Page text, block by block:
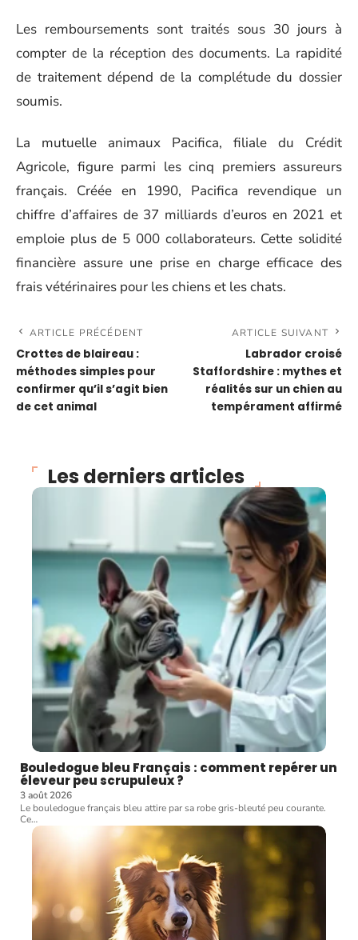
Les remboursements sont traités sous 30 jours à
compter de la réception des documents. La rapidité
de traitement dépend de la complétude du dossier
soumis.
La mutuelle animaux Pacifica, filiale du Crédit
Agricole, figure parmi les cinq premiers assureurs
français. Créée en 1990, Pacifica revendique un
chiffre d’affaires de 37 milliards d’euros en 2021 et
emploie plus de 5 000 collaborateurs. Cette solidité
financière assure une prise en charge efficace des
frais vétérinaires pour les chiens et les chats.
ARTICLE PRÉCÉDENT
Crottes de blaireau :
méthodes simples pour
confirmer qu’il s’agit bien
de cet animal
ARTICLE SUIVANT
Labrador croisé
Staffordshire : mythes et
réalités sur un chien au
tempérament affirmé
Les derniers articles
Bouledogue bleu Français : comment repérer un
éleveur peu scrupuleux ?
3 août 2026
Le bouledogue français bleu attire par sa robe gris-bleuté peu courante.
Ce…